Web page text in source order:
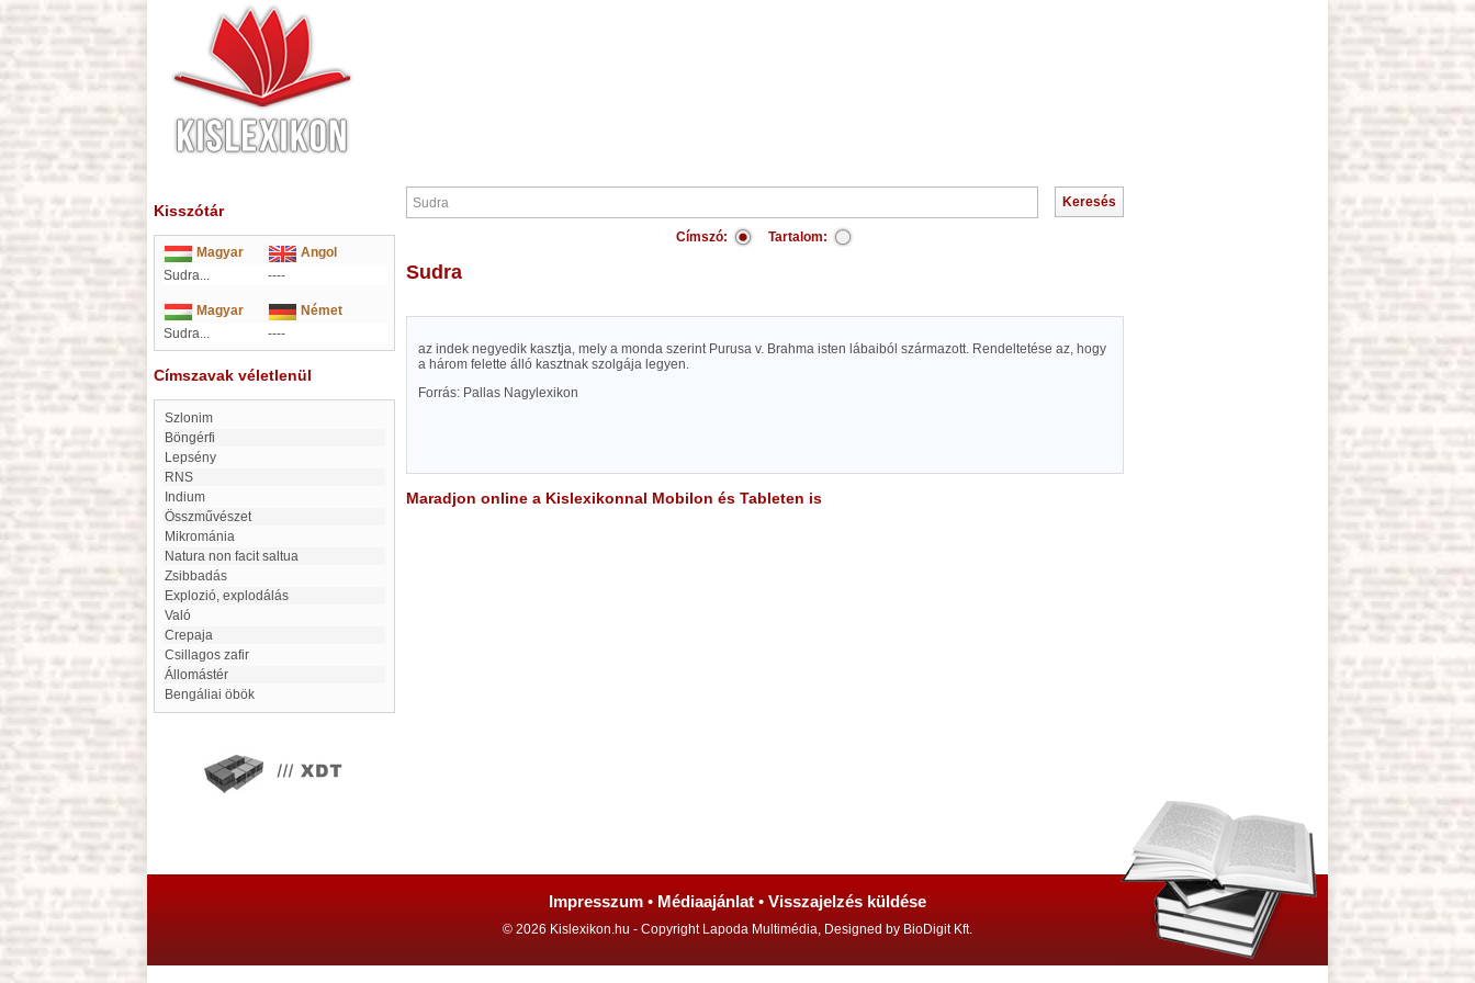
Kisszótár
Magyar
Angol
Sudra...
----
Magyar
Német
Sudra...
----
Címszavak véletlenül
Szlonim
Böngérfi
Lepsény
RNS
Indium
összművészet
mikrománia
natura non facit saltua
Zsibbadás
explozió, explodálás
Való
Crepaja
Csillagos zafir
Állomástér
Bengáliai öbök
Címszó: Tartalom:
Sudra
az indek negyedik kasztja, mely a monda szerint Purusa v. Brahma isten lábaiból származott. Rendeltetése az, hogy
a három felette álló kasztnak szolgája legyen.
Forrás: Pallas Nagylexikon
Maradjon online a Kislexikonnal Mobilon és Tableten is
Impresszum • Médiaajánlat • Visszajelzés küldése
© 2026 Kislexikon.hu - Copyright Lapoda Multimédia, Designed by BioDigit Kft.